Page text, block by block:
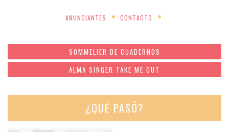
ANUNCIANTES CONTACTO
SOMMELIER DE CUADERNOS
ALMA SINGER TAKE ME OUT
¿QUÉ PASÓ?